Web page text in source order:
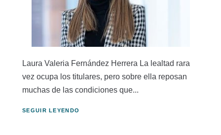
Laura Valeria Fernández Herrera La lealtad rara
vez ocupa los titulares, pero sobre ella reposan
muchas de las condiciones que...
SEGUIR LEYENDO